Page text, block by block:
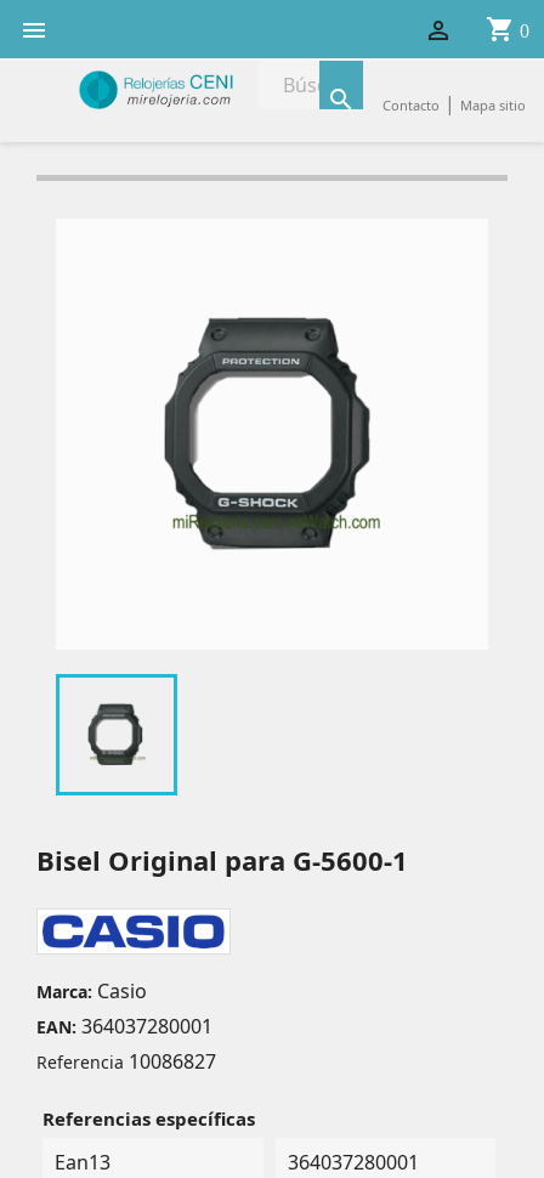
 shopping_cart 0

 Contacto | Mapa sitio
Bisel Original para G-5600-1
Marca: Casio
EAN: 364037280001
Referencia 10086827
Referencias específicas
Ean13 364037280001